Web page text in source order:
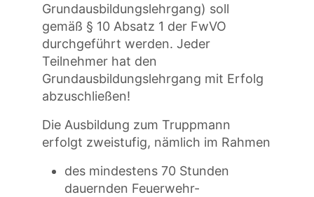
Grundausbildungslehrgang) soll
gemäß § 10 Absatz 1 der FwVO
durchgeführt werden. Jeder
Teilnehmer hat den
Grundausbildungslehrgang mit Erfolg
abzuschließen!
Die Ausbildung zum Truppmann
erfolgt zweistufig, nämlich im Rahmen
des mindestens 70 Stunden
dauernden Feuerwehr-